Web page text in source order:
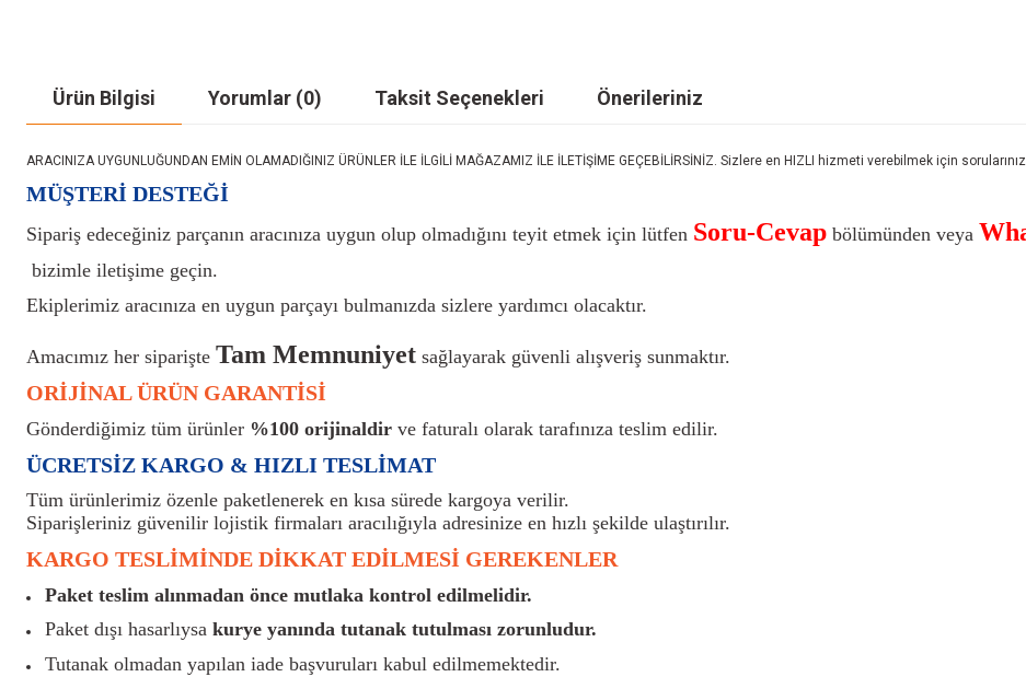
Ürün Bilgisi Yorumlar (0) Taksit Seçenekleri Önerileriniz
ARACINIZA UYGUNLUĞUNDAN EMİN OLAMADIĞINIZ ÜRÜNLER İLE İLGİLİ MAĞAZAMIZ İLE İLETİŞİME GEÇEBİLİRSİNİZ. Sizlere en HIZLI hizmeti verebilmek için
MÜŞTERİ DESTEĞİ
Sipariş edeceğiniz parçanın aracınıza uygun olup olmadığını teyit etmek için lütfen Soru-Cevap bölümünden veya
bizimle iletişime geçin.
Ekiplerimiz aracınıza en uygun parçayı bulmanızda sizlere yardımcı olacaktır.
Amacımız her siparişte Tam Memnuniyet sağlayarak güvenli alışveriş sunmaktır.
ORİJİNAL ÜRÜN GARANTİSİ
Gönderdiğimiz tüm ürünler %100 orijinaldir ve faturalı olarak tarafınıza teslim edilir.
ÜCRETSİZ KARGO & HIZLI TESLİMAT
Tüm ürünlerimiz özenle paketlenerek en kısa sürede kargoya verilir.
Siparişleriniz güvenilir lojistik firmaları aracılığıyla adresinize en hızlı şekilde ulaştırılır.
KARGO TESLİMİNDE DİKKAT EDİLMESİ GEREKENLER
Paket teslim alınmadan önce mutlaka kontrol edilmelidir.
Paket dışı hasarlıysa kurye yanında tutanak tutulması zorunludur.
Tutanak olmadan yapılan iade başvuruları kabul edilmemektedir.